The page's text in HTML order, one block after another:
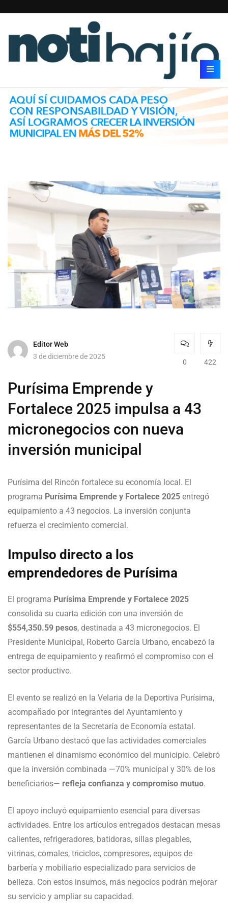
Editor Web
3 de diciembre de 2025
0 422
Purísima Emprende y
Fortalece 2025 impulsa a 43
micronegocios con nueva
inversión municipal
Purísima del Rincón fortalece su economía local. El
programa Purísima Emprende y Fortalece 2025 entregó
equipamiento a 43 negocios. La inversión conjunta
refuerza el crecimiento comercial.
Impulso directo a los
emprendedores de Purísima
El programa Purísima Emprende y Fortalece 2025
consolida su cuarta edición con una inversión de
$554,350.59 pesos, destinada a 43 micronegocios. El
Presidente Municipal, Roberto García Urbano, encabezó la
entrega de equipamiento y reafirmó el compromiso con el
sector productivo.
El evento se realizó en la Velaria de la Deportiva Purísima,
acompañado por integrantes del Ayuntamiento y
representantes de la Secretaría de Economía estatal.
García Urbano destacó que las actividades comerciales
mantienen el dinamismo económico del municipio. Celebró
que la inversión combinada —70% municipal y 30% de los
beneficiarios— refleja confianza y compromiso mutuo.
El apoyo incluyó equipamiento esencial para diversas
actividades. Entre los artículos entregados destacan mesas
calientes, refrigeradores, batidoras, sillas plegables,
vitrinas, comales, triciclos, compresores, equipos de
barbería y mobiliario especializado para servicios de
belleza. Con estos insumos, más negocios podrán mejorar
su servicio y ampliar su capacidad.